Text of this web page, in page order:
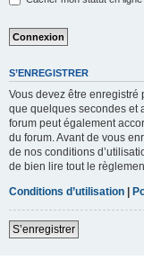
S’ENREGISTRER
Vous devez être enregistré
que quelques secondes et
forum peut également
du forum. Avant de vous
de nos conditions
de bien lire tout le
Conditions d’utilisation |
S’enregistrer